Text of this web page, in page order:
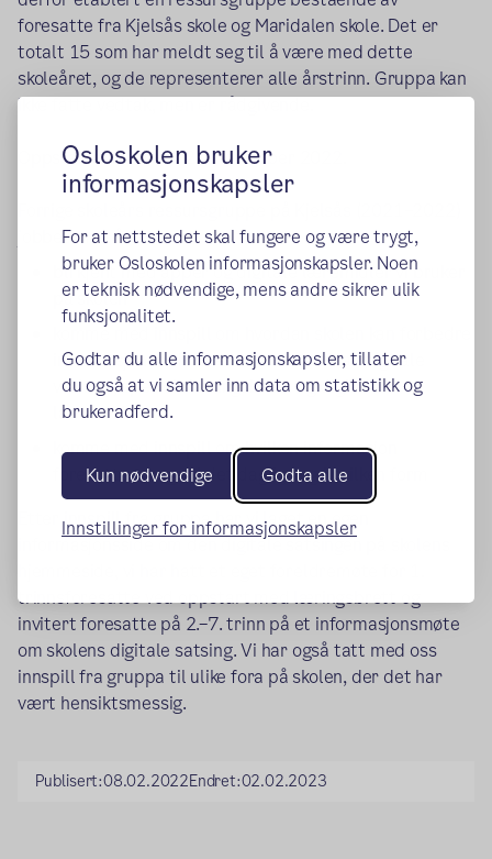
Osloskolen bruker
informasjonskapsler
For at nettstedet skal fungere og være trygt,
bruker Osloskolen informasjonskapsler. Noen
er teknisk nødvendige, mens andre sikrer ulik
funksjonalitet.
Godtar du alle informasjonskapsler, tillater
du også at vi samler inn data om statistikk og
brukeradferd.
Kun nødvendige Godta alle
Innstillinger for informasjonskapsler
foresatte fra Kjelsås skole og Maridalen skole. Det er
totalt 15 som har meldt seg til å være med dette
skoleåret, og de representerer alle årstrinn. Gruppa kan
ikke fatte vedtak, men er rådgivende.
Oppstartsmøtet var 21. november 2022.
jobbet med å:
bli kjent med apper og digitale læremidler vi bruker
på skolen
komme med innspill om hvordan skolen kan forbedre
informasjonen til foresatte om bruk av digitale
verktøy, spesielt læringsbrett og digitale
læremidler
komme med innspill om hvilken informasjon
foresatte trenger i det daglige og i hvilken form
Etter innspill fra gruppa har vi laget en egen
informasjonsside om den digitale satsingen på skolens
trinnsforesatte ved oppstart med læringsbrett og
invitert foresatte på 2.–7. trinn på et informasjonsmøte
om skolens digitale satsing. Vi har også tatt med oss
innspill fra gruppa til ulike fora på skolen, der det har
vært hensiktsmessig.
Publisert:08.02.2022Endret:02.02.2023